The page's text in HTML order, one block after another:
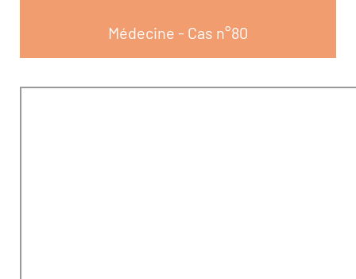
Médecine - Cas n°80